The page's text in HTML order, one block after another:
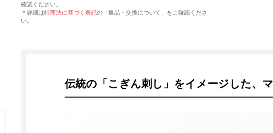
確認ください。
＊詳細は特商法に基づく表記の「返品・交換について」をご確認くださ
い。
伝統の「こぎん刺し」をイメージした、